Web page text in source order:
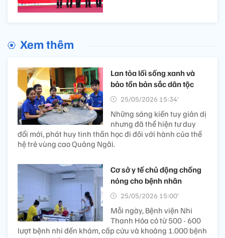
Xem thêm
Lan tỏa lối sống xanh và
bảo tồn bản sắc dân tộc
25/05/2026 15:34’
Những sáng kiến tuy giản dị
nhưng đã thể hiện tư duy
đổi mới, phát huy tinh thần học đi đôi với hành của thế
hệ trẻ vùng cao Quảng Ngãi.
Cơ sở y tế chủ động chống
nóng cho bệnh nhân
25/05/2026 15:00’
Mỗi ngày, Bệnh viện Nhi
Thanh Hóa có từ 500 - 600
lượt bệnh nhi đến khám, cấp cứu và khoảng 1.000 bệnh